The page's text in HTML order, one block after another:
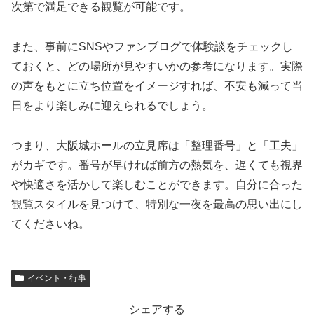
次第で満足できる観覧が可能です。
また、事前にSNSやファンブログで体験談をチェックし
ておくと、どの場所が見やすいかの参考になります。実際
の声をもとに立ち位置をイメージすれば、不安も減って当
日をより楽しみに迎えられるでしょう。
つまり、大阪城ホールの立見席は「整理番号」と「工夫」
がカギです。番号が早ければ前方の熱気を、遅くても視界
や快適さを活かして楽しむことができます。自分に合った
観覧スタイルを見つけて、特別な一夜を最高の思い出にし
てくださいね。
イベント・行事
シェアする